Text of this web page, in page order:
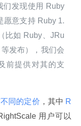
们发现使用 Ruby
愿意支持 Ruby 1.
比如 Ruby、JRu
发布），我们会
前提供对其的支
同的定价 ，其中 R
用户可以